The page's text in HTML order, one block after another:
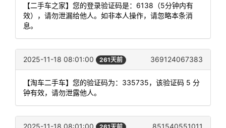
【二手车之家】您的登录验证码是：6138（5分钟内有
效），请勿泄漏给他人。如非本人操作，请忽略本条消
息。
2025-11-18 08:01:00 261天前 369124067383
【淘车二手车】您的验证码为：335735，该验证码 5 分
钟有效，请勿泄露他人。
2025-11-18 08:01:00 851540551011